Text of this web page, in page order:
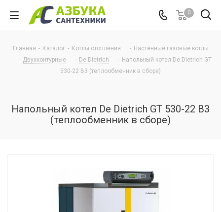
0
Главная - Каталог - Котлы отопления - Настенные газовые котлы
- Двухконтурные - De Dietrich - Напольный котел De Dietrich GT
530-22 B3 (теплообменник в сборе)
Напольный котел De Dietrich GT 530-22 B3
(теплообменник в сборе)